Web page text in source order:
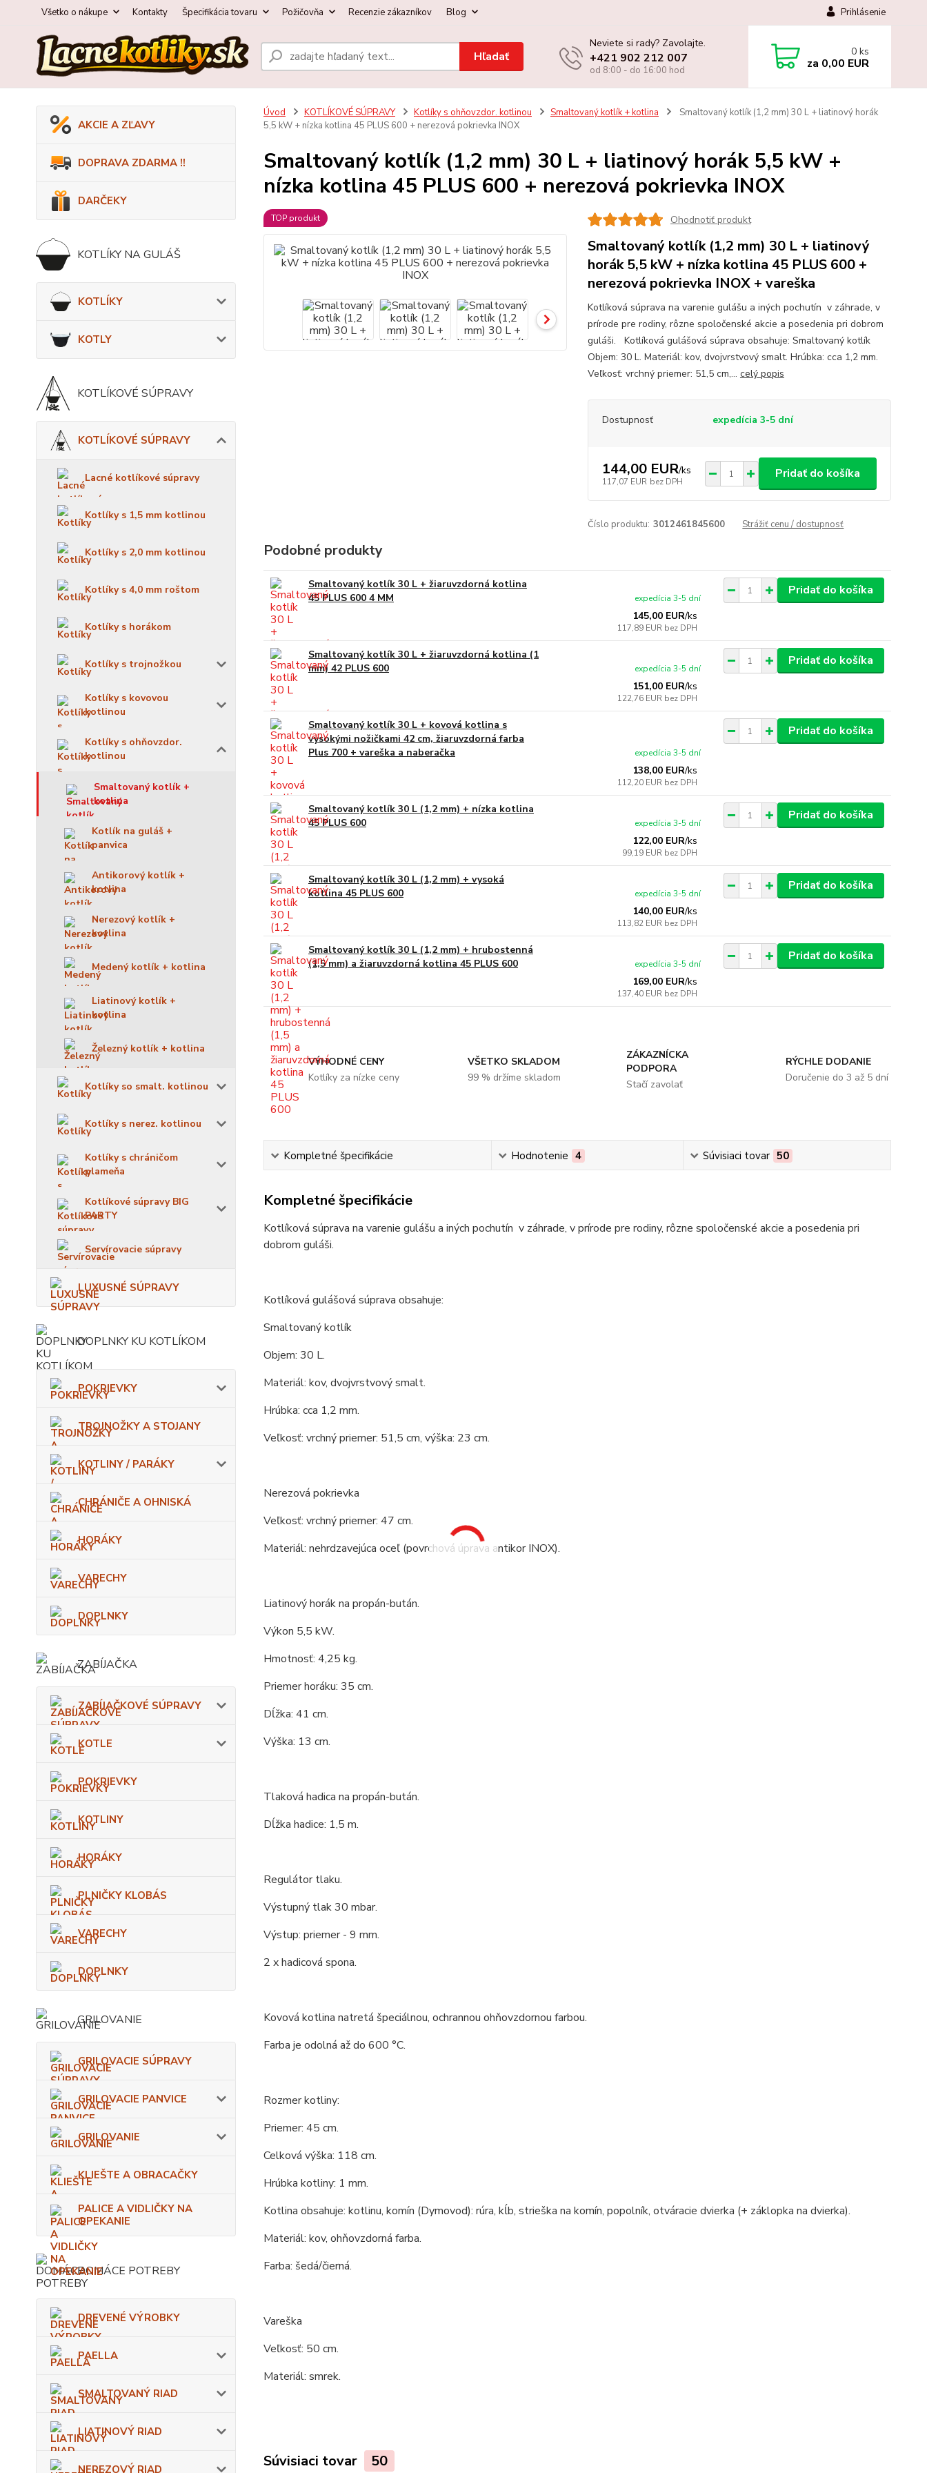
Všetko o nákupe Kontakty Špecifikácia tovaru Požičovňa Recenzie zákazníkov Blog Prihlásenie
Hľadať
Neviete si rady? Zavolajte.
+421 902 212 007
od 8:00 - do 16:00 hod
0 ks
za 0,00 EUR
AKCIE A ZĽAVY
DOPRAVA ZDARMA !!
DARČEKY
KOTLÍKY NA GULÁŠ
KOTLÍKY
KOTLY
KOTLÍKOVÉ SÚPRAVY
KOTLÍKOVÉ SÚPRAVY
Lacné kotlíkové súpravy
Kotlíky s 1,5 mm kotlinou
Kotlíky s 2,0 mm kotlinou
Kotlíky s 4,0 mm roštom
Kotlíky s horákom
Kotlíky s trojnožkou
Kotlíky s kovovou
kotlinou
Kotlíky s ohňovzdor.
kotlinou
Smaltovaný kotlík +
kotlina
Kotlík na guláš +
panvica
Antikorový kotlík +
kotlina
Nerezový kotlík +
kotlina
Medený kotlík + kotlina
Liatinový kotlík +
kotlina
Železný kotlík + kotlina
Kotlíky so smalt. kotlinou
Kotlíky s nerez. kotlinou
Kotlíky s chráničom
plameňa
Kotlíkové súpravy BIG
PARTY
Servírovacie súpravy
LUXUSNÉ SÚPRAVY
DOPLNKY KU KOTLÍKOM
POKRIEVKY
TROJNOŽKY A STOJANY
KOTLINY / PARÁKY
CHRÁNIČE A OHNISKÁ
HORÁKY
VARECHY
DOPLNKY
ZABÍJAČKA
ZABÍJAČKOVÉ SÚPRAVY
KOTLE
POKRIEVKY
KOTLINY
HORÁKY
PLNIČKY KLOBÁS
VARECHY
DOPLNKY
GRILOVANIE
GRILOVACIE SÚPRAVY
GRILOVACIE PANVICE
GRILOVANIE
KLIEŠTE A OBRACAČKY
PALICE A VIDLIČKY NA
OPEKANIE
DOMÁCE POTREBY
DREVENÉ VÝROBKY
PAELLA
SMALTOVANÝ RIAD
LIATINOVÝ RIAD
NEREZOVÝ RIAD
Úvod KOTLÍKOVÉ SÚPRAVY Kotlíky s ohňovzdor. kotlinou Smaltovaný kotlík + kotlina
Smaltovaný kotlík (1,2 mm) 30 L + liatinový horák
5,5 kW + nízka kotlina 45 PLUS 600 + nerezová pokrievka INOX
Smaltovaný kotlík (1,2 mm) 30 L + liatinový horák 5,5 kW +
nízka kotlina 45 PLUS 600 + nerezová pokrievka INOX
TOP produkt Ohodnotiť produkt
Smaltovaný kotlík (1,2 mm) 30 L + liatinový
horák 5,5 kW + nízka kotlina 45 PLUS 600 +
nerezová pokrievka INOX + vareška
Kotlíková súprava na varenie gulášu a iných pochutín v záhrade, v
prírode pre rodiny, rôzne spoločenské akcie a posedenia pri dobrom
guláši. Kotlíková gulášová súprava obsahuje: Smaltovaný kotlík
Objem: 30 L. Materiál: kov, dvojvrstvový smalt. Hrúbka: cca 1,2 mm.
Veľkosť: vrchný priemer: 51,5 cm,... celý popis
Dostupnosť expedícia 3-5 dní
144,00 EUR/ks
117,07 EUR bez DPH
Pridať do košíka
Číslo produktu: 3012461845600 Strážiť cenu / dostupnosť
Podobné produkty
Smaltovaný kotlík 30 L + žiaruvzdorná kotlina
45 PLUS 600 4 MM
145,00 EUR/ks
117,89 EUR bez DPH
expedícia 3-5 dní
Pridať do košíka
Smaltovaný kotlík 30 L + žiaruvzdorná kotlina (1
mm) 42 PLUS 600
151,00 EUR/ks
122,76 EUR bez DPH
expedícia 3-5 dní
Pridať do košíka
Smaltovaný kotlík 30 L + kovová kotlina s
vysokými nožičkami 42 cm, žiaruvzdorná farba
Plus 700 + vareška a naberačka
138,00 EUR/ks
112,20 EUR bez DPH
expedícia 3-5 dní
Pridať do košíka
Smaltovaný kotlík 30 L (1,2 mm) + nízka kotlina
45 PLUS 600
122,00 EUR/ks
99,19 EUR bez DPH
expedícia 3-5 dní
Pridať do košíka
Smaltovaný kotlík 30 L (1,2 mm) + vysoká
kotlina 45 PLUS 600
140,00 EUR/ks
113,82 EUR bez DPH
expedícia 3-5 dní
Pridať do košíka
Smaltovaný kotlík 30 L (1,2 mm) + hrubostenná
(1,5 mm) a žiaruvzdorná kotlina 45 PLUS 600
169,00 EUR/ks
137,40 EUR bez DPH
expedícia 3-5 dní
Pridať do košíka
VÝHODNÉ CENY
Kotlíky za nízke ceny
VŠETKO SKLADOM
99 % držíme skladom
ZÁKAZNÍCKA
PODPORA
Stačí zavolať
RÝCHLE DODANIE
Doručenie do 3 až 5 dní
Kompletné špecifikácie Hodnotenie 4 Súvisiaci tovar 50
Kompletné špecifikácie
Kotlíková súprava na varenie gulášu a iných pochutín v záhrade, v prírode pre rodiny, rôzne spoločenské akcie a posedenia pri
dobrom guláši.
Kotlíková gulášová súprava obsahuje:
Smaltovaný kotlík
Objem: 30 L.
Materiál: kov, dvojvrstvový smalt.
Hrúbka: cca 1,2 mm.
Veľkosť: vrchný priemer: 51,5 cm, výška: 23 cm.
Nerezová pokrievka
Veľkosť: vrchný priemer: 47 cm.
Materiál: nehrdzavejúca oceľ (povrchová úprava antikor INOX).
Liatinový horák na propán-bután.
Výkon 5,5 kW.
Hmotnosť: 4,25 kg.
Priemer horáku: 35 cm.
Dĺžka: 41 cm.
Výška: 13 cm.
Tlaková hadica na propán-bután.
Dĺžka hadice: 1,5 m.
Regulátor tlaku.
Výstupný tlak 30 mbar.
Výstup: priemer - 9 mm.
2 x hadicová spona.
Kovová kotlina natretá špeciálnou, ochrannou ohňovzdornou farbou.
Farba je odolná až do 600 °C.
Rozmer kotliny:
Priemer: 45 cm.
Celková výška: 118 cm.
Hrúbka kotliny: 1 mm.
Kotlina obsahuje: kotlinu, komín (Dymovod): rúra, kĺb, strieška na komín, popolník, otváracie dvierka (+ záklopka na dvierka).
Materiál: kov, ohňovzdorná farba.
Farba: šedá/čierná.
Vareška
Veľkosť: 50 cm.
Materiál: smrek.
Súvisiaci tovar 50